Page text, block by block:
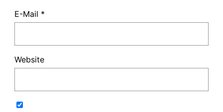
E-Mail *
Website